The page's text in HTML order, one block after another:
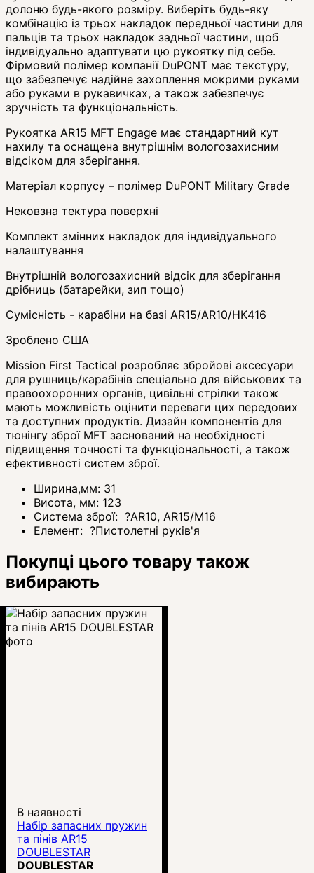
долоню будь-якого розміру. Виберіть будь-яку
комбінацію із трьох накладок передньої частини для
пальців та трьох накладок задньої частини, щоб
індивідуально адаптувати цю рукоятку під себе.
Фірмовий полімер компанії DuPONT має текстуру,
що забезпечує надійне захоплення мокрими руками
або руками в рукавичках, а також забезпечує
зручність та функціональність.
Рукоятка AR15 MFT Engage має стандартний кут
нахилу та оснащена внутрішнім вологозахисним
відсіком для зберігання.
Матеріал корпусу – полімер DuPONT Military Grade
Нековзна тектура поверхні
Комплект змінних накладок для індивідуального
налаштування
Внутрішній вологозахисний відсік для зберігання
дрібниць (батарейки, зип тощо)
Сумісність - карабіни на базі AR15/AR10/HK416
Зроблено США
Mission First Tactical розробляє збройові аксесуари
для рушниць/карабінів спеціально для військових та
правоохоронних органів, цивільні стрілки також
мають можливість оцінити переваги цих передових
та доступних продуктів. Дизайн компонентів для
тюнінгу зброї MFT заснований на необхідності
підвищення точності та функціональності, а також
ефективності систем зброї.
Ширина,мм: 31
Висота, мм: 123
Система зброї: ?AR10, AR15/M16
Елемент: ?Пистолетні руків'я
Покупці цього товару також
вибирають
В наявності
Набір запасних пружин
та пінів AR15
DOUBLESTAR
DOUBLESTAR